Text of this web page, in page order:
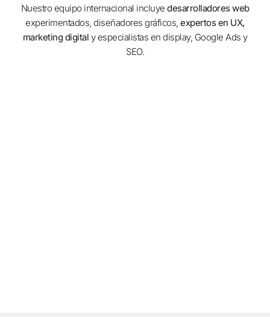
Nuestro equipo internacional incluye desarrolladores web
experimentados, diseñadores gráficos,expertos en UX,
marketing digital y especialistas en display, Google Ads y
SEO.